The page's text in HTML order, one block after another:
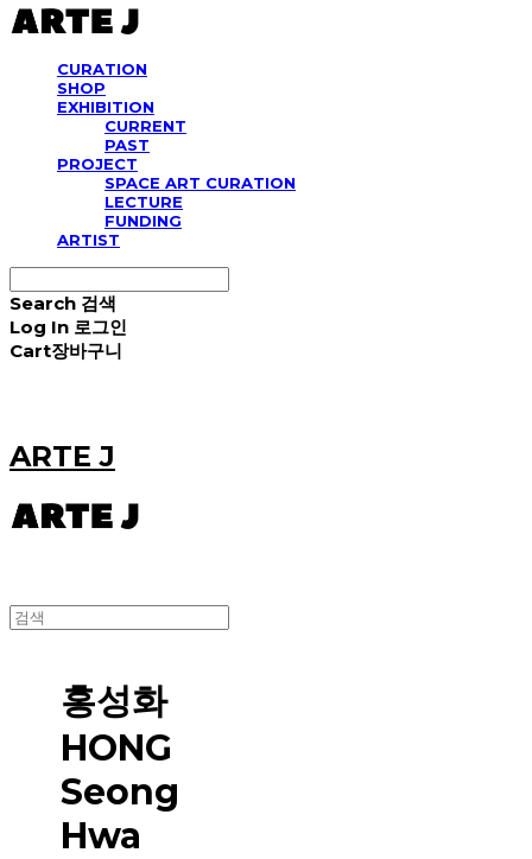
CURATION
SHOP
EXHIBITION
CURRENT
PAST
PROJECT
SPACE ART CURATION
LECTURE
FUNDING
ARTIST
Search 검색
Log In 로그인
Cart장바구니
ARTE J
홍성화
HONG
Seong
Hwa